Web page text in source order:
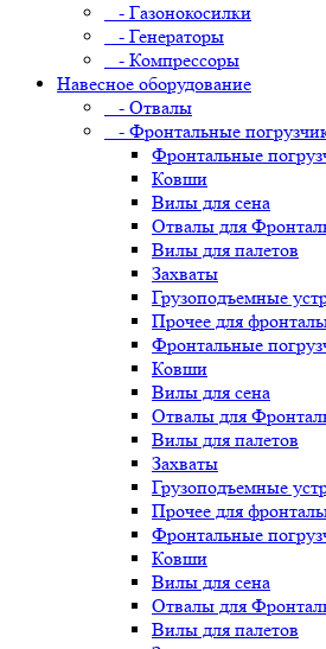
- Газонокосилки
- Генераторы
- Компрессоры
Навесное оборудование
- Отвалы
- Фронтальные
Фронтальные
Ковши
Вилы для сена
Отвалы для
Вилы для палетов
Захваты
Грузоподъемные
Прочее для
Фронтальные
Ковши
Вилы для сена
Отвалы для
Вилы для палетов
Захваты
Грузоподъемные
Прочее для
Фронтальные
Ковши
Вилы для сена
Отвалы для
Вилы для палетов